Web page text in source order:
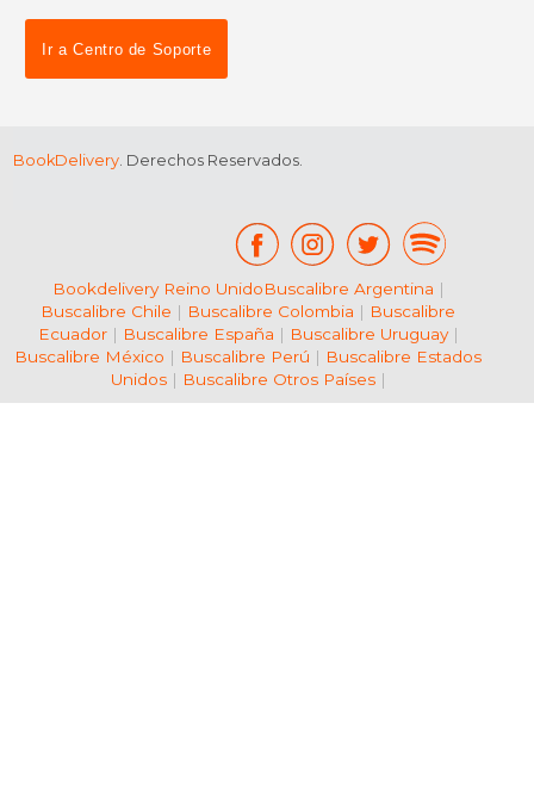
dcto. $ 110.49
Ir a Centro de Soporte
BookDelivery. Derechos Reservados.
Bookdelivery Reino UnidoBuscalibre Argentina |
Buscalibre Chile | Buscalibre Colombia | Buscalibre
Ecuador| Buscalibre España | Buscalibre Uruguay|
Buscalibre México | Buscalibre Perú | Buscalibre Estados
Unidos| Buscalibre Otros Países|